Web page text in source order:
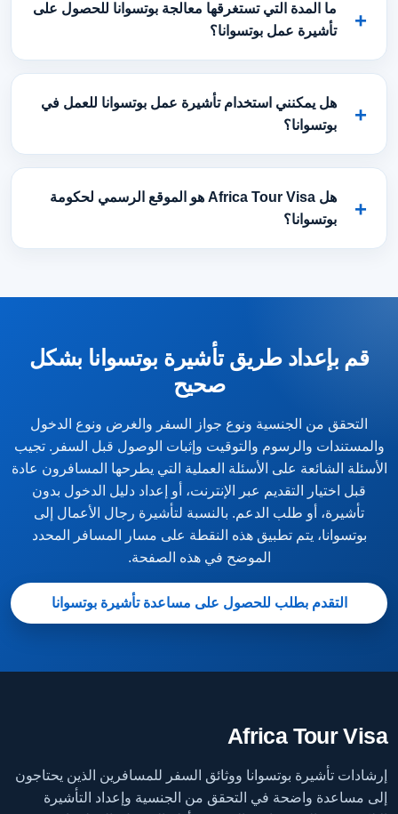
ما المدة التي تستغرقها معالجة بوتسوانا للحصول على
تأشيرة عمل بوتسوانا؟
هل يمكنني استخدام تأشيرة عمل بوتسوانا للعمل في
بوتسوانا؟
هل Africa Tour Visa هو الموقع الرسمي لحكومة
بوتسوانا؟
قم بإعداد طريق تأشيرة بوتسوانا بشكل
صحيح
التحقق من الجنسية ونوع جواز السفر والغرض ونوع الدخول
والمستندات والرسوم والتوقيت وإثبات الوصول قبل السفر. تجيب
الأسئلة الشائعة على الأسئلة العملية التي يطرحها المسافرون عادة
قبل اختيار التقديم عبر الإنترنت، أو إعداد دليل الدخول بدون
تأشيرة، أو طلب الدعم. بالنسبة لتأشيرة رجال الأعمال إلى
بوتسوانا، يتم تطبيق هذه النقطة على مسار المسافر المحدد
الموضح في هذه الصفحة.
التقدم بطلب للحصول على مساعدة تأشيرة بوتسوانا
Africa Tour Visa
إرشادات تأشيرة بوتسوانا ووثائق السفر للمسافرين الذين يحتاجون
إلى مساعدة واضحة في التحقق من الجنسية وإعداد التأشيرة